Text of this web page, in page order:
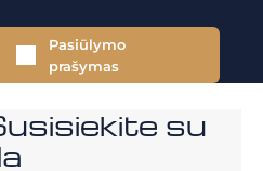
Pasiūlymo
prašymas
su